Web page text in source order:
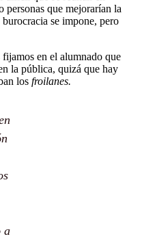
personas que mejorarían la
se impone, pero
en el alumnado que
la pública, quizá que hay
los froilanes.
a